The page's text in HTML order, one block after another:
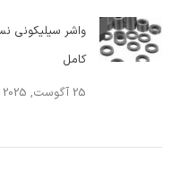
واشر سیلیکونی
کامل
25 آگوست, 2025